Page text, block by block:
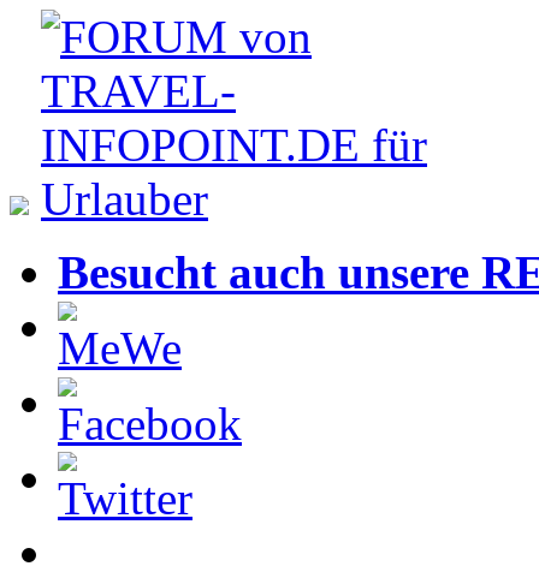
Besucht auch unsere